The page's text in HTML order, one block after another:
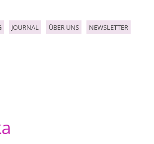
JOURNAL ÜBER UNS NEWSLETTER